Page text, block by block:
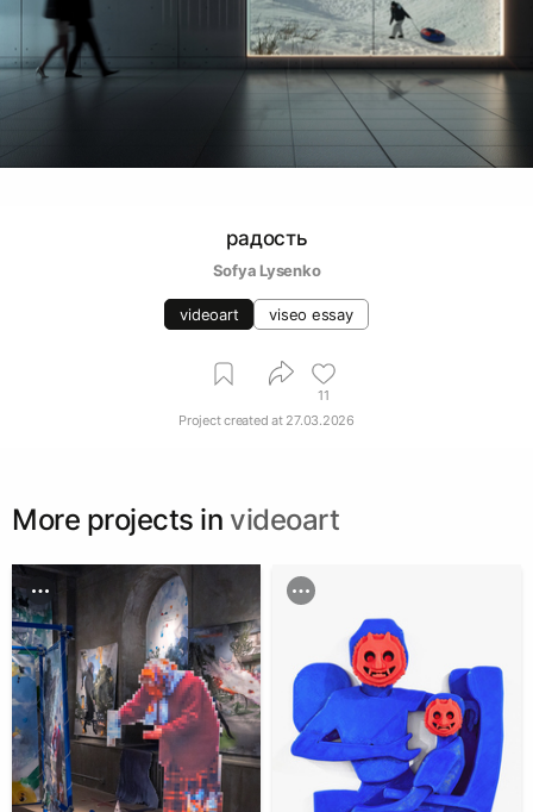
радость
Sofya Lysenko
videoart viseo essay
11
Project created at 27.03.2026
More projects in videoart